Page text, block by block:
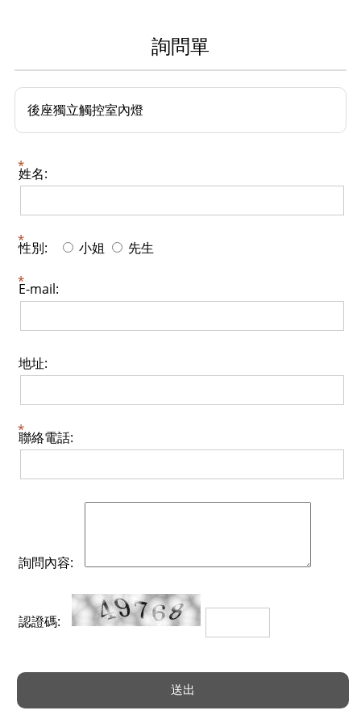
詢問單
後座獨立觸控室內燈
姓名:
性別: 小姐 先生
E-mail:
地址:
聯絡電話:
詢問內容:
認證碼: